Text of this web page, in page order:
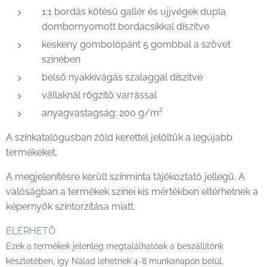
1:1 bordás kötésű gallér és ujjvégek dupla
dombornyomott bordacsíkkal díszítve
keskeny gombolópánt 5 gombbal a szövet
színében
belső nyakkivágás szalaggal díszítve
vállaknál rögzítő varrással
anyagvastagság: 200 g/m²
A színkatalógusban zöld kerettel jelöltük a legújabb
termékeket.
A megjelenítésre került színminta tájékoztató jellegű. A
valóságban a termékek színei kis mértékben eltérhetnek a
képernyők színtorzítása miatt.
ELÉRHETŐ
Ezek a termékek jelenleg megtalálhatóak a beszállítónk
készletében, így Nálad lehetnek 4-8 munkanapon belül.